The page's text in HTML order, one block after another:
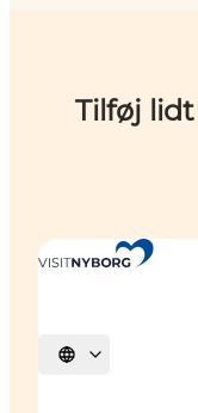
Tilføj
Vælg sprog